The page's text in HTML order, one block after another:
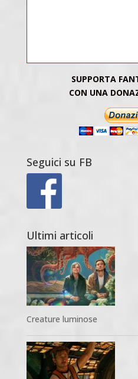
SUPPORTA
CON UNA
Seguici su FB
Ultimi articoli
Creature luminose